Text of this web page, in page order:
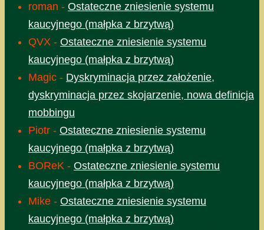
roman - Ostateczne zniesienie systemu
kaucyjnego (małpka z brzytwą)
QVX - Ostateczne zniesienie systemu
kaucyjnego (małpka z brzytwą)
Magic - Dyskryminacja przez założenie,
dyskryminacja przez skojarzenie, nowa definicja
mobbingu
Piotr - Ostateczne zniesienie systemu
kaucyjnego (małpka z brzytwą)
BOReK - Ostateczne zniesienie systemu
kaucyjnego (małpka z brzytwą)
Mike - Ostateczne zniesienie systemu
kaucyjnego (małpka z brzytwą)